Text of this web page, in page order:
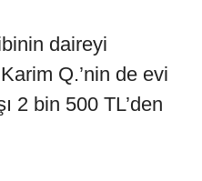
daireyi
Q.’nin de evi
2 bin 500 TL’den